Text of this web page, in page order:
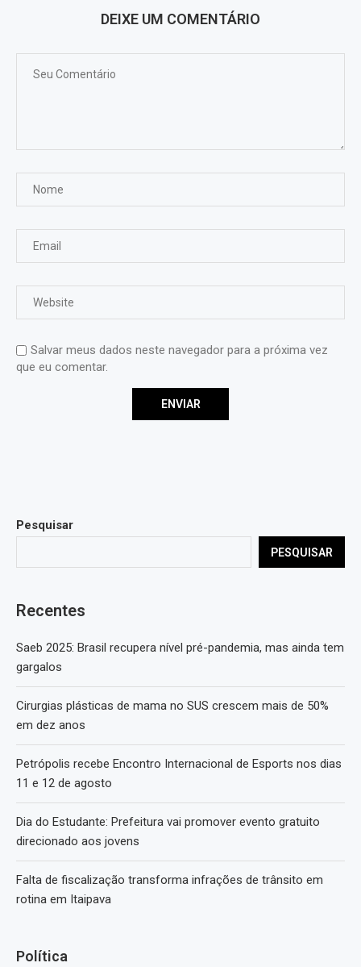
DEIXE UM COMENTÁRIO
Salvar meus dados neste navegador para a próxima vez
que eu comentar.
Pesquisar
PESQUISAR
Recentes
Saeb 2025: Brasil recupera nível pré-pandemia, mas ainda tem
gargalos
Cirurgias plásticas de mama no SUS crescem mais de 50%
em dez anos
Petrópolis recebe Encontro Internacional de Esports nos dias
11 e 12 de agosto
Dia do Estudante: Prefeitura vai promover evento gratuito
direcionado aos jovens
Falta de fiscalização transforma infrações de trânsito em
rotina em Itaipava
Política